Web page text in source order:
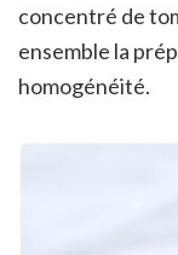
concentré de
ensemble la
homogénéité.